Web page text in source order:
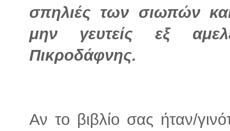
σπηλιές των σιωπών
μην γευτείς εξ
Πικροδάφνης.
Αν το βιβλίο σας ήταν/